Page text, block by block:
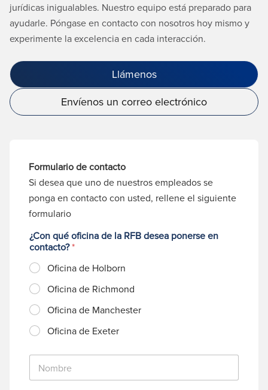
jurídicas inigualables. Nuestro equipo está preparado para
ayudarle. Póngase en contacto con nosotros hoy mismo y
experimente la excelencia en cada interacción.
Llámenos
Envíenos un correo electrónico
Formulario de contacto
Si desea que uno de nuestros empleados se
ponga en contacto con usted, rellene el siguiente
formulario
¿Con qué oficina de la RFB desea ponerse en
contacto?*
Oficina de Holborn
Oficina de Richmond
Oficina de Manchester
Oficina de Exeter
N
m